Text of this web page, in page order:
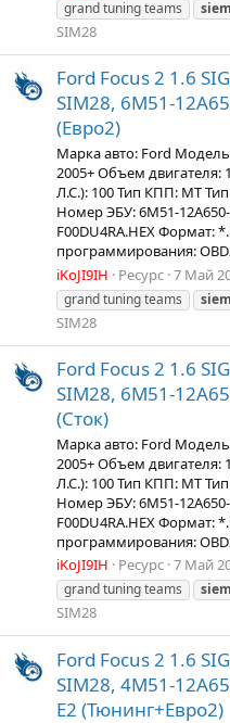
grand tuning teams
SIM28
Ford Focus 2 1.6
SIM28, 6M51-
(Евро2)
Марка авто: Ford Модель
2005+ Объем двигателя:
Л.С.): 100 Тип КПП: MT
Номер ЭБУ: 6M51-
F00DU4RA.HEX Формат:
программирования:
iKoJI9IH
Ресурс 7 Май
grand tuning teams
SIM28
Ford Focus 2 1.6
SIM28, 6M51-
(Сток)
Марка авто: Ford Модель
2005+ Объем двигателя:
Л.С.): 100 Тип КПП: MT
Номер ЭБУ: 6M51-
F00DU4RA.HEX Формат:
программирования:
iKoJI9IH
Ресурс 7 Май
grand tuning teams
SIM28
Ford Focus 2 1.6
SIM28, 4M51-
Е2 (Тюнинг+Евро2)